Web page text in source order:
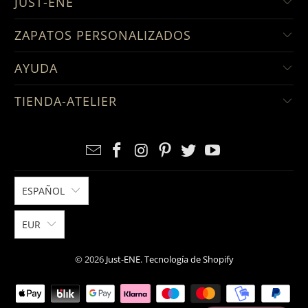
ZAPATOS PERSONALIZADOS
AYUDA
TIENDA-ATELIER
ESPAÑOL
EUR
© 2026 Just-ENE.Tecnología de Shopify